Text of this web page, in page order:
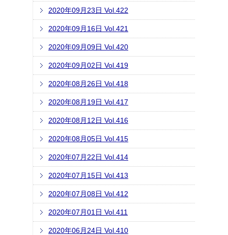
2020年09月23日 Vol.422
2020年09月16日 Vol.421
2020年09月09日 Vol.420
2020年09月02日 Vol.419
2020年08月26日 Vol.418
2020年08月19日 Vol.417
2020年08月12日 Vol.416
2020年08月05日 Vol.415
2020年07月22日 Vol.414
2020年07月15日 Vol.413
2020年07月08日 Vol.412
2020年07月01日 Vol.411
2020年06月24日 Vol.410